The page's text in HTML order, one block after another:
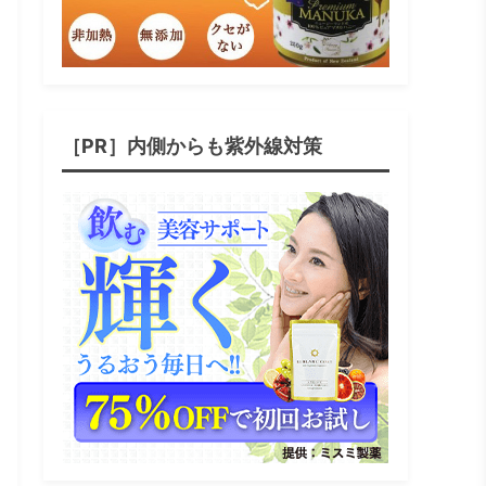
［PR］内側からも紫外線対策